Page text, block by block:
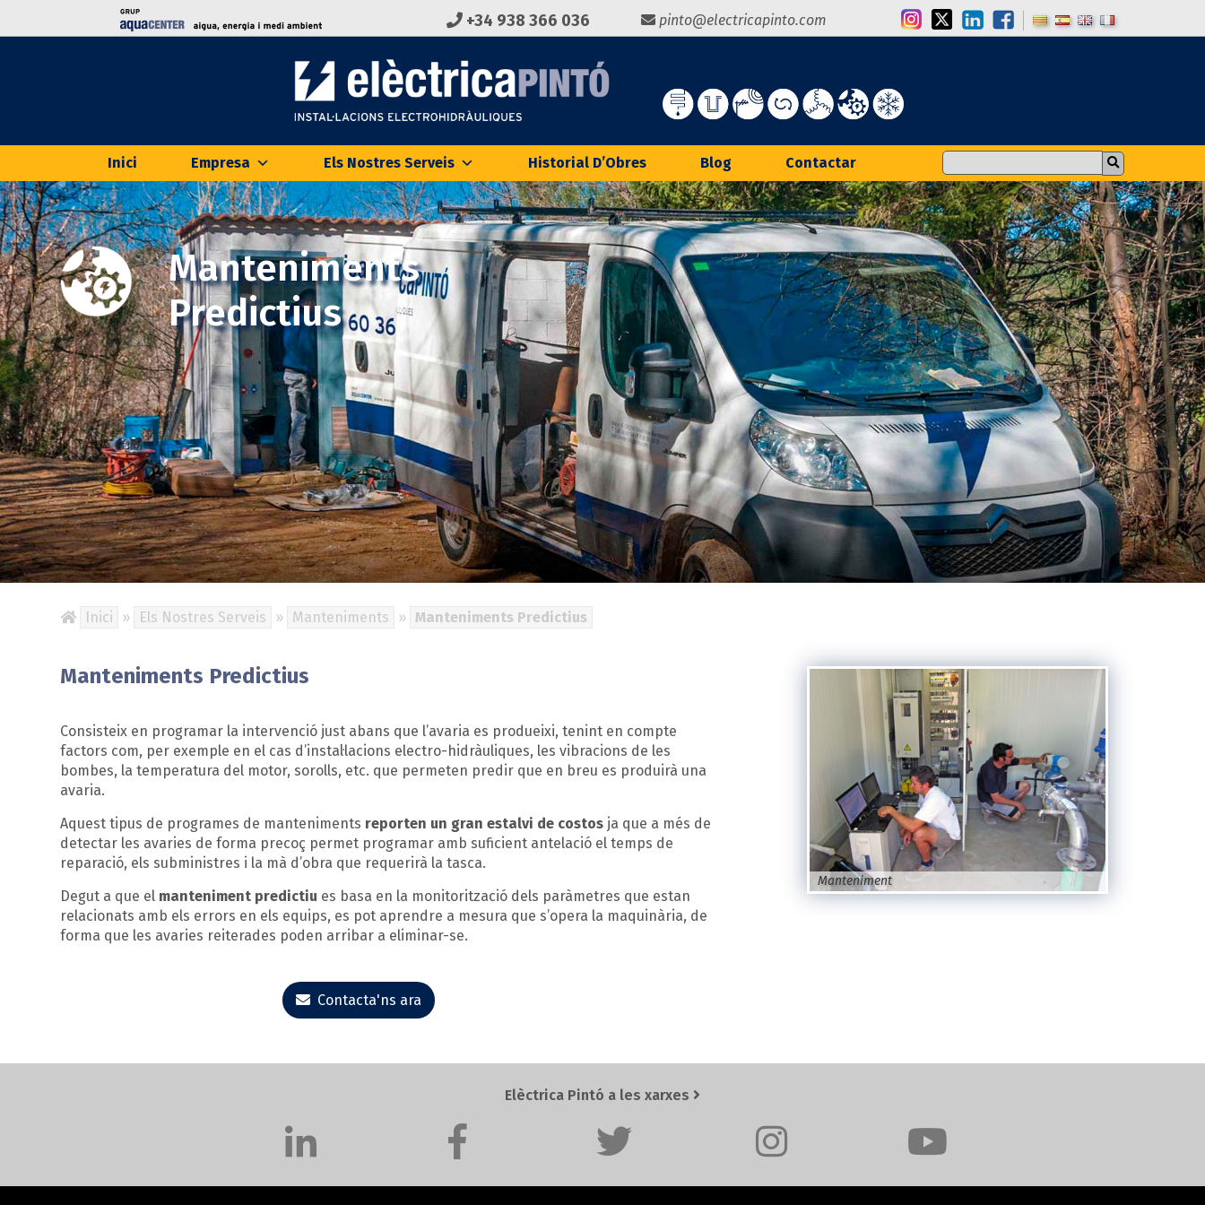
pinto@electricapinto.com
+34 938 366 036
Inici Empresa Els Nostres Serveis Historial D’Obres Blog Contactar
Manteniments
Predictius
Inici » Els Nostres Serveis » Manteniments » Manteniments Predictius
Manteniments Predictius
Consisteix en programar la intervenció just abans que l’avaria es produeixi, tenint en compte
factors com, per exemple en el cas d’instal·lacions electro-hidràuliques, les vibracions de les
bombes, la temperatura del motor, sorolls, etc. que permeten predir que en breu es produirà una
avaria.
Aquest tipus de programes de manteniments reporten un gran estalvi de costos ja que a més de
detectar les avaries de forma precoç permet programar amb suficient antelació el temps de
reparació, els subministres i la mà d’obra que requerirà la tasca.
Degut a que el manteniment predictiu es basa en la monitorització dels paràmetres que estan
relacionats amb els errors en els equips, es pot aprendre a mesura que s’opera la maquinària, de
forma que les avaries reiterades poden arribar a eliminar-se.
Contacta'ns ara
Manteniment
Elèctrica Pintó a les xarxes